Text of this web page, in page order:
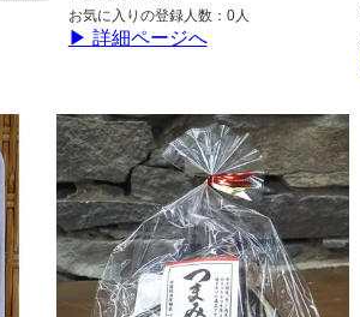
お気に入りの登録人数：0人
▶ 詳細ページへ